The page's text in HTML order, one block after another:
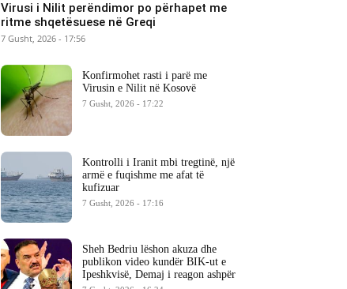
Virusi i Nilit perëndimor po përhapet me
ritme shqetësuese në Greqi
7 Gusht, 2026 - 17:56
Konfirmohet rasti i parë me
Virusin e Nilit në Kosovë
7 Gusht, 2026 - 17:22
Kontrolli i Iranit mbi tregtinë, një
armë e fuqishme me afat të
kufizuar
7 Gusht, 2026 - 17:16
Sheh Bedriu lëshon akuza dhe
publikon video kundër BIK-ut e
Ipeshkvisë, Demaj i reagon ashpër